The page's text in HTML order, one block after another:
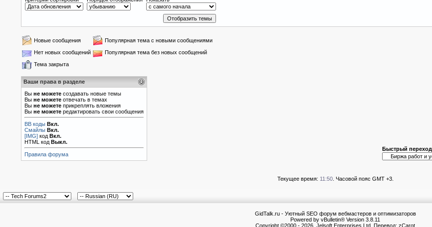
Новые сообщения
Популярная тема с новыми сообщениями
Нет новых сообщений
Популярная тема без новых сообщений
Тема закрыта
Ваши права в разделе
Вы не можете создавать новые темы
Вы не можете отвечать в темах
Вы не можете прикреплять вложения
Вы не можете редактировать свои сообщения
BB коды Вкл.
Смайлы Вкл.
[IMG] код Вкл.
HTML код Выкл.
Правила форума
Быстрый переход
Текущее время: 11:50. Часовой пояс GMT +3.
GidTalk.ru - Уютный SEO форум вебмастеров и оптимизаторов
Powered by vBulletin® Version 3.8.11
Copyright ©2000 - 2026, Jelsoft Enterprises Ltd. Перевод: zCarot